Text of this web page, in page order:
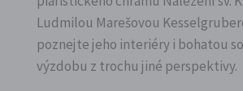
Ludmilou Marešovou
poznejte jeho interiéry i bohatou
výzdobu z trochu jiné perspektivy.